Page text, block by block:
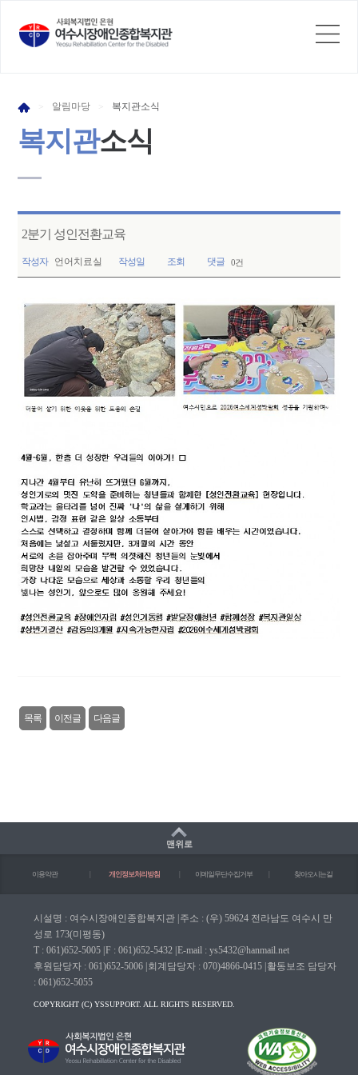
> 알림 마당 > 복지관소식
복지관소식
2분기 성인전환교육
작성자 언어치료실 작성일 조회 댓글 0건
목록 이전글 다음글
맨위로
이용약관 개인정보처리방침 이메일무단수집거부 찾아오시는길
시설명 : 여수시장애인종합복지관 |주소 : (우) 59624 전라남도 여수시 만
성로 173(미평동)
T : 061)652-5005 |F : 061)652-5432 |E-mail : ys5432@hanmail.net
후원담당자 : 061)652-5006 |회계담당자 : 070)4866-0415 |활동보조 담당자
: 061)652-5055
COPYRIGHT (C) YSSUPPORT. ALL RIGHTS RESERVED.
크(WA인증마크)